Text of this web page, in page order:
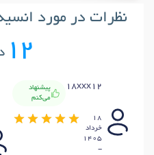
نظرات در مورد
12
18xxx12
پیشنهاد
می‌کنم
18
خرداد
1405
-